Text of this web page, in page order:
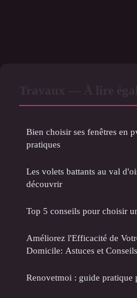
Bien choisir ses fenêtres en
pratiques
Les volets battants au val
découvrir
Top 5 conseils pour choisir
Améliorez l'Efficacité de
Domicile: Astuces et
Renovetmoi : guide pratique